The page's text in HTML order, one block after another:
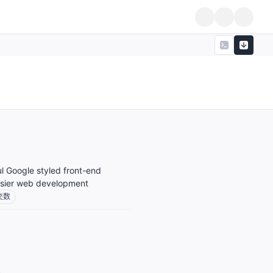
Google styled front-end
web development
数